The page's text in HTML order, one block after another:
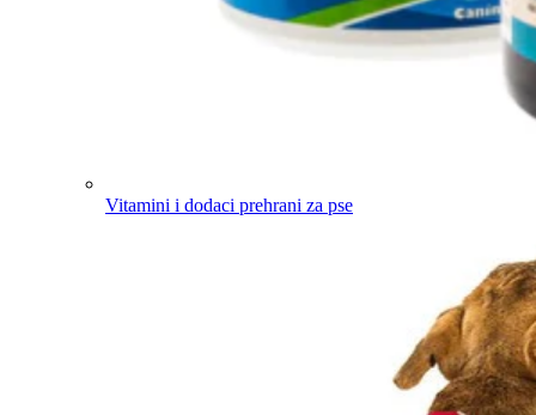
Vitamini i dodaci prehrani za pse